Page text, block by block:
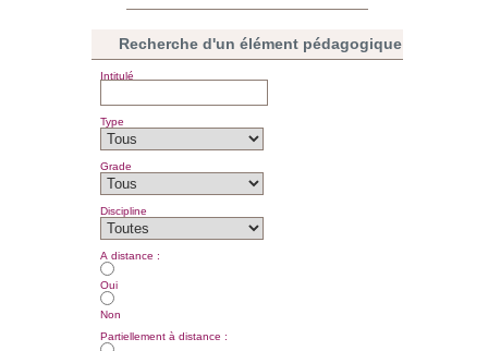
Recherche d'un élément pédagogique
Intitulé
Type
Grade
Discipline
A distance :
Oui
Non
Partiellement à distance :